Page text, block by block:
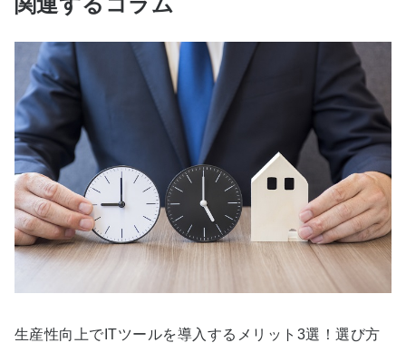
生産性向上でITツールを導入するメリット3選！選び方